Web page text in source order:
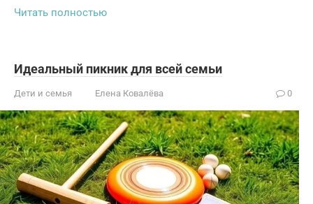
Читать полностью
Идеальный пикник для всей семьи
Дети и семья Елена Ковалёва 0